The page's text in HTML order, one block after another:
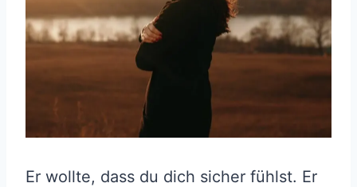
Er wollte, dass du dich sicher fühlst. Er